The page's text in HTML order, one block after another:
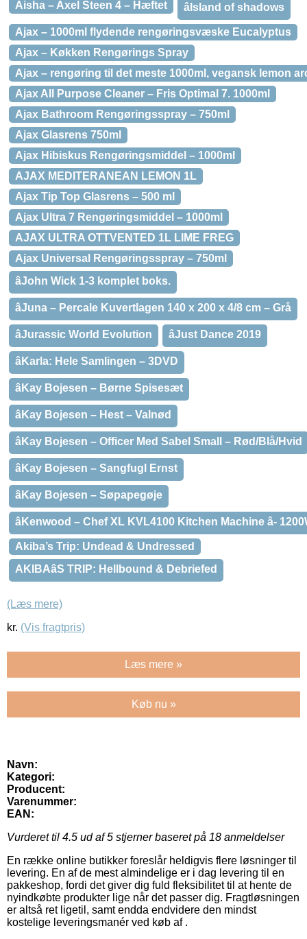
Aisha – Axel Steen 4 – Hæftet âIsland of shadows
Ajax – 1000ml flydende rengøringsvæske Eucalyptus
Ajax – Køkken Rengørings Spray
Ajax – rengøring til det meste 1000ml, vegansk lemon
Ajax All Purpose Cleaner – Fris Optimal 7. 1000ml
Ajax Bathroom Rengøringsspray – 750ml
Ajax Glasrens 750ml
Ajax Hibiskus Rengøringsmiddel – 1000ml
AJAX MEDITERANEAN LEMON 1L
Ajax Tip Top Glasrens – 500 ml
Ajax Ultra 7 Rengøringsmiddel – 1000ml
AJAX ULTRA OTTVENTED 1L LIME FREG
Ajax Universal Rengøringsspray – 750ml
âJohn Wick 1-3 komplet boks.
âJuna – Percale Kuvertlagen 140 x 200 x 4/8 cm – Grå
âJurassic World Evolution âJust Dance 2019
âKarla: Hele Samlingen – 3DVD
âKay Bojesen – Børne Spisesæt
âKay Bojesen – Hest – Valnød
âKay Bojesen – Officer Med Sabel Small – Rød/Blå/Hvid
âKay Bojesen – Sangfugl Ernst
âKay Bojesen – Søpapegøje
âKenwood – Chef XL KVL4100 Kitchen Machine â-
Akiba’s Trip: Undead & Undressed
AKIBAâS TRIP: Hellbound & Debriefed
(Læs mere)
kr. (Vis fragtpris)
Læs mere »
Køb nu »
Navn:
Kategori:
Producent:
Varenummer:
EAN:
Vurderet til 4.5 ud af 5 stjerner baseret på 18 anmeldelser
En række online butikker foreslår heldigvis flere løsninger til
levering. En af de mest almindelige er i dag levering til en
pakkeshop, fordi det giver dig fuld fleksibilitet til at hente de
nyindkøbte produkter lige når det passer dig. Fragtløsningen
er altså ret ligetil, samt endda endvidere den mindst
kostelige leveringsmanér ved køb af .